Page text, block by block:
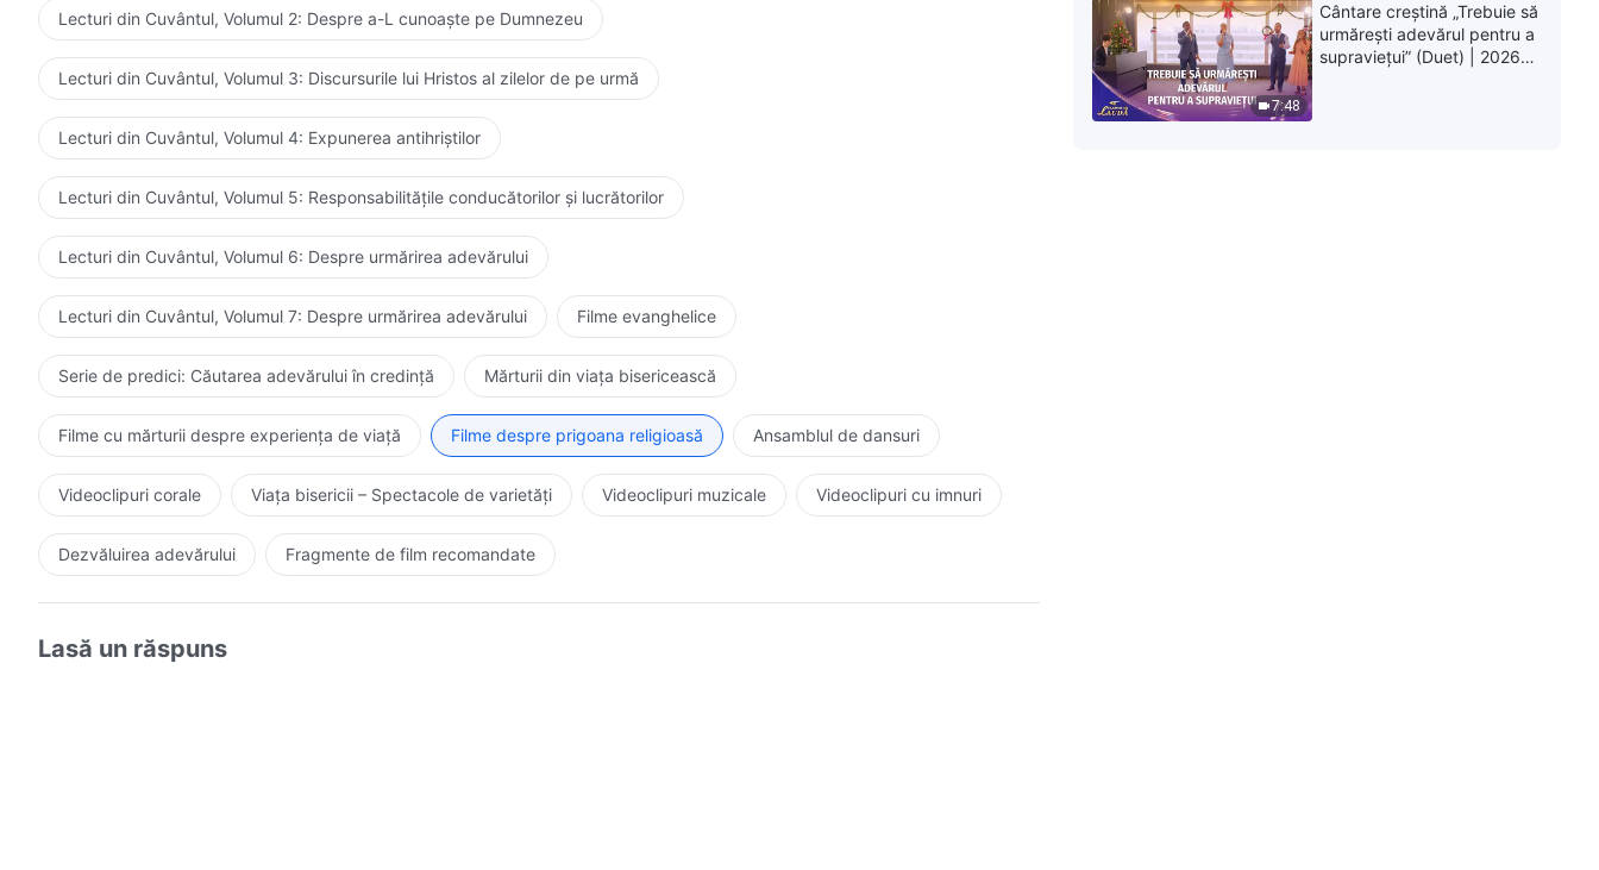
Lecturi din Cuvântul, Volumul 2: Despre a-L cunoaște pe Dumnezeu
Lecturi din Cuvântul, Volumul 3: Discursurile lui Hristos al zilelor de pe urmă
Lecturi din Cuvântul, Volumul 4: Expunerea antihriștilor
Lecturi din Cuvântul, Volumul 5: Responsabilitățile conducătorilor și lucrătorilor
Lecturi din Cuvântul, Volumul 6: Despre urmărirea adevărului
Lecturi din Cuvântul, Volumul 7: Despre urmărirea adevărului Filme evanghelice
Serie de predici: Căutarea adevărului în credință Mărturii din viața bisericească
Filme cu mărturii despre experiența de viață Filme despre prigoana religioasă Ansamblul de dansuri
Videoclipuri corale Viața bisericii – Spectacole de varietăți Videoclipuri muzicale Videoclipuri cu imnuri
Dezvăluirea adevărului Fragmente de film recomandate
Lasă un răspuns
7:48
Cântare creștină „Trebuie să
urmărești adevărul pentru a
supraviețui” (Duet) | 2026